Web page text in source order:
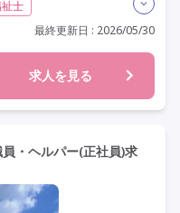
士
修(ヘルパー2級)
社会保険完備
年間休日110日以上
歳以上
車通勤可
最終更新日 : 2026/05/30
求人を見る
・ヘルパー(正社員)求